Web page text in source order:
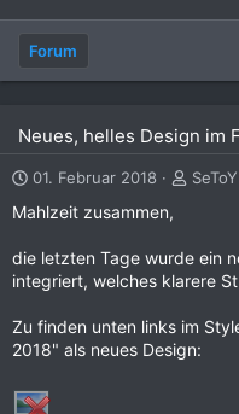
Forum
Neues, helles Design im
01. Februar 2018 SeToY
Mahlzeit zusammen,
die letzten Tage wurde ein
integriert, welches klarere
Zu finden unten links im
2018" als neues Design: